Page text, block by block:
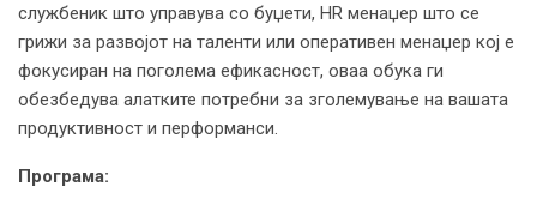
службеник што управува со буџети, HR менаџер што се
грижи за развојот на таленти или оперативен менаџер кој е
фокусиран на поголема ефикасност, оваа обука ги
обезбедува алатките потребни за зголемување на вашата
продуктивност и перформанси.
Програма: